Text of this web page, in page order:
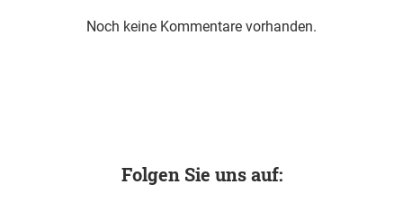
Noch keine Kommentare vorhanden.
Folgen Sie uns auf: